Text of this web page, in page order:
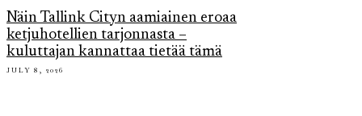
Näin Tallink Cityn aamiainen eroaa
ketjuhotellien tarjonnasta –
kuluttajan kannattaa tietää tämä
JULY 8, 2026